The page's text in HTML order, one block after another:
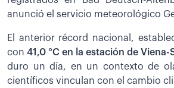
anunció el servicio meteorológico
El anterior récord nacional,
con 41,0 °C en la estación de
duro un día, en un contexto de
científicos vinculan con el cambio